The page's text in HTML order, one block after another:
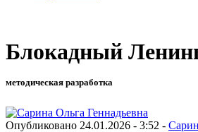
Блокадный
методическая разработка
Опубликовано 24.01.2026 - 3:52 -